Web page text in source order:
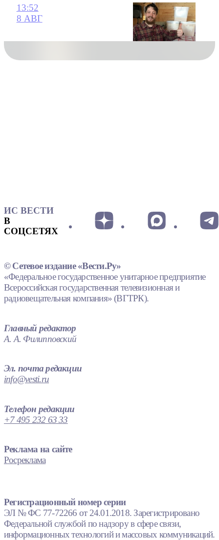
13:52
8 АВГ
ИС ВЕСТИ
В
СОЦСЕТЯХ
© Сетевое издание «Вести.Ру»
«Федеральное государственное унитарное предприятие
Всероссийская государственная телевизионная и
радиовещательная компания» (ВГТРК).
Главный редактор
А. А. Филипповский
Эл. почта редакции
info@vesti.ru
Телефон редакции
+7 495 232 63 33
Реклама на сайте
Росреклама
Регистрационный номер серии
ЭЛ № ФС 77-72266 от 24.01.2018. Зарегистрировано
Федеральной службой по надзору в сфере связи,
информационных технологий и массовых коммуникаций.